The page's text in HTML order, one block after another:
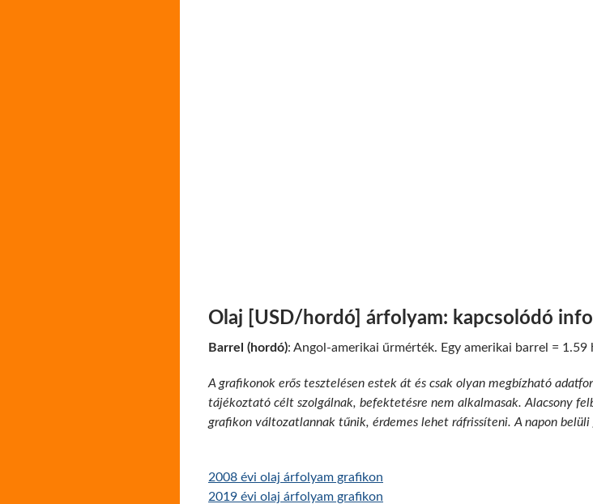
Olaj [USD/hordó] árfolyam: kapcsolódó
Barrel (hordó): Angol-amerikai űrmérték. Egy amerikai barrel = 1.59
A grafikonok erős tesztelésen estek át és csak olyan megbízható
tájékoztató célt szolgálnak, befektetésre nem alkalmasak. Alacsony
grafikon változatlannak tűnik, érdemes lehet ráfrissíteni. A napon
2008 évi olaj árfolyam grafikon
2019 évi olaj árfolyam grafikon